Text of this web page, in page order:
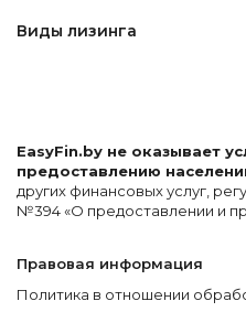
Виды лизинга
EasyFin.by не оказывает
предоставлению
других финансовых услуг,
№394 «О предоставлении и
Правовая информация
Политика в отношении